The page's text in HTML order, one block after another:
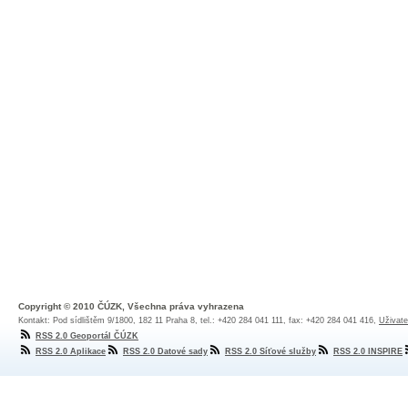
Copyright © 2010 ČÚZK, Všechna práva vyhrazena
Kontakt: Pod sídlištěm 9/1800, 182 11 Praha 8, tel.: +420 284 041 111, fax: +420 284 041 416,
RSS 2.0 Geoportál ČÚZK
RSS 2.0 Aplikace
RSS 2.0 Datové sady RSS 2.0 Síťové služby RSS 2.0 INSPIRE